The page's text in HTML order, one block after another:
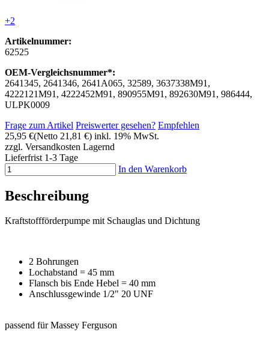
+2
Artikelnummer:
62525
OEM-Vergleichsnummer*:
2641345, 2641346, 2641A065, 32589, 3637338M91,
4222121M91, 4222452M91, 890955M91, 892630M91, 986444,
ULPK0009
Frage zum Artikel Preiswerter gesehen? Empfehlen
25,95 €(Netto 21,81 €) inkl. 19% MwSt.
zzgl. Versandkosten Lagernd
Lieferfrist 1-3 Tage
In den Warenkorb
Beschreibung
Kraftstoffförderpumpe mit Schauglas und Dichtung
2 Bohrungen
Lochabstand = 45 mm
Flansch bis Ende Hebel = 40 mm
Anschlussgewinde 1/2" 20 UNF
passend für Massey Ferguson